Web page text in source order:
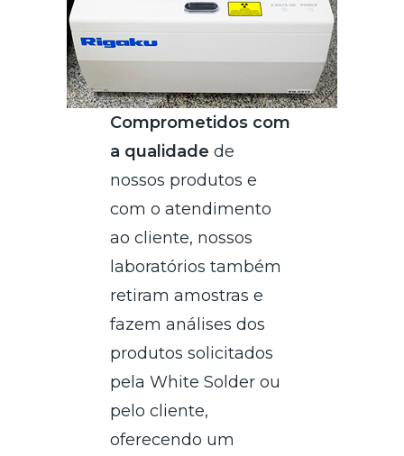
Comprometidos com
a qualidade de
nossos produtos e
com o atendimento
ao cliente, nossos
laboratórios também
retiram amostras e
fazem análises dos
produtos solicitados
pela White Solder ou
pelo cliente,
oferecendo um